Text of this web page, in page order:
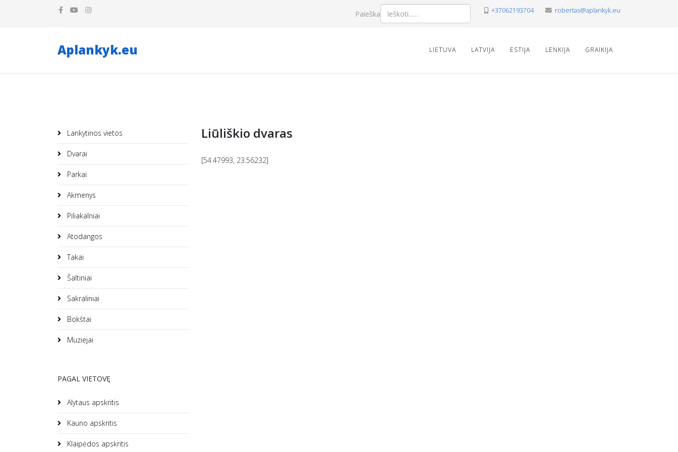
Paieška +37062193704 robertas@aplankyk.eu
Aplankyk.eu LIETUVA LATVIJA ESTIJA LENKIJA GRAIKIJA
Lankytinos vietos
Dvarai
Parkai
Akmenys
Piliakalniai
Atodangos
Takai
Šaltiniai
Sakraliniai
Bokštai
Muziejai
PAGAL VIETOVĘ
Alytaus apskritis
Kauno apskritis
Klaipėdos apskritis
Liūliškio dvaras
[54.47993, 23.56232]